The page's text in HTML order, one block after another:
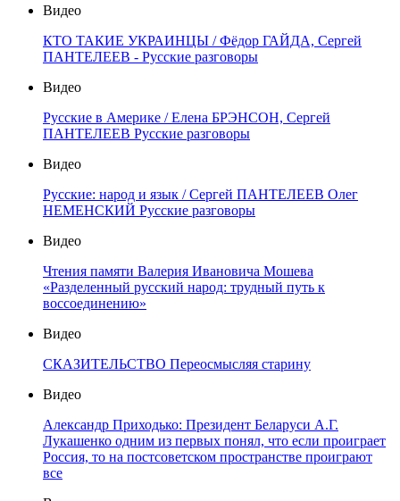
Видео
КТО ТАКИЕ УКРАИНЦЫ / Фёдор ГАЙДА, Сергей
ПАНТЕЛЕЕВ - Русские разговоры
Видео
Русские в Америке / Елена БРЭНСОН, Сергей
ПАНТЕЛЕЕВ Русские разговоры
Видео
Русские: народ и язык / Сергей ПАНТЕЛЕЕВ Олег
НЕМЕНСКИЙ Русские разговоры
Видео
Чтения памяти Валерия Ивановича Мошева
«Разделенный русский народ: трудный путь к
воссоединению»
Видео
СКАЗИТЕЛЬСТВО Переосмысляя старину
Видео
Александр Приходько: Президент Беларуси А.Г.
Лукашенко одним из первых понял, что если проиграет
Россия, то на постсоветском пространстве проиграют
все